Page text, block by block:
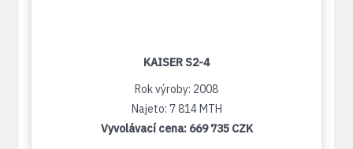
KAISER S2-4
Rok výroby: 2008
Najeto: 7 814 MTH
Vyvolávací cena: 669 735 CZK